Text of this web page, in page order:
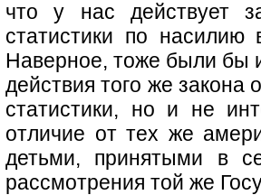
что у нас действует
статистики по
Наверное, тоже были бы
действия того же закона
статистики, но и не
отличие от тех же
детьми, принятыми в
рассмотрения той же